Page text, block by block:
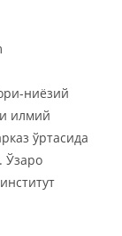
ниёзий
илмий
ўртасида
Ўзаро